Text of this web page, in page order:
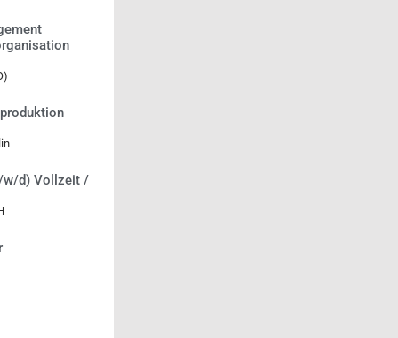
w/d) Vollzeit /